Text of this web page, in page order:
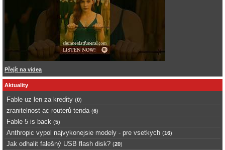
Přejít na videa
Aktuality
Fable uz len za kredity (0)
zranitelnost ac routerů tenda (6)
Fable 5 is back (5)
Anthropic vypol najvykonejsie modely - pre vsetkych (16)
Jak odhalit falešný USB flash disk? (20)